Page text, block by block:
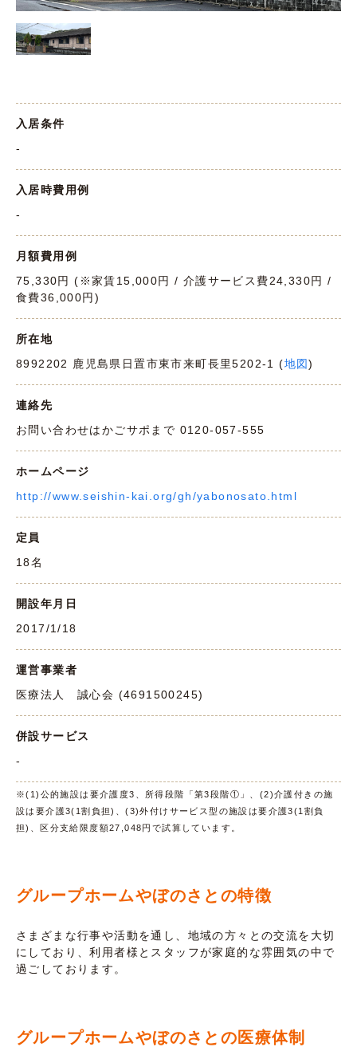
入居条件
-
入居時費用例
-
月額費用例
75,330円 (※家賃15,000円 / 介護サービス費24,330円 /
食費36,000円)
所在地
8992202 鹿児島県日置市東市来町長里5202-1 (地図)
連絡先
お問い合わせはかごサポまで 0120-057-555
ホームページ
http://www.seishin-kai.org/gh/yabonosato.html
定員
18名
開設年月日
2017/1/18
運営事業者
医療法人 誠心会 (4691500245)
併設サービス
-
※(1)公的施設は要介護度3、所得段階「第3段階①」、(2)介護付きの施
設は要介護3(1割負担)、(3)外付けサービス型の施設は要介護3(1割負
担)、区分支給限度額27,048円で試算しています。
グループホームやぼのさとの特徴
さまざまな行事や活動を通し、地域の方々との交流を大切
にしており、利用者様とスタッフが家庭的な雰囲気の中で
過ごしております。
グループホームやぼのさとの医療体制